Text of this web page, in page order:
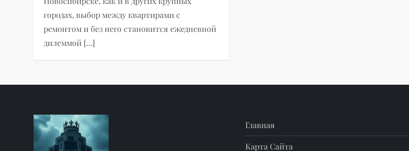
городах, выбор между квартирами с
ремонтом и без него становится ежедневной
дилеммой […]
Главная
Карта Сайта